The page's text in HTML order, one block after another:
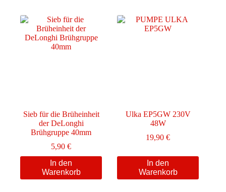
auf.
Die
Optionen
können
Sieb für die Brüheinheit
der DeLonghi
Brühgruppe 40mm
5,90€
In den
Warenkorb
Ulka EP5GW 230V
48W
19,90€
In den
Warenkorb